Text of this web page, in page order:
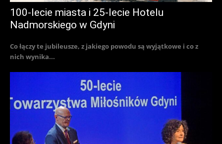
100-lecie miasta i 25-lecie Hotelu
Nadmorskiego w Gdyni
Co łączy te jubileusze, z jakiego powodu są wyjątkowe i co z
nich wynika...